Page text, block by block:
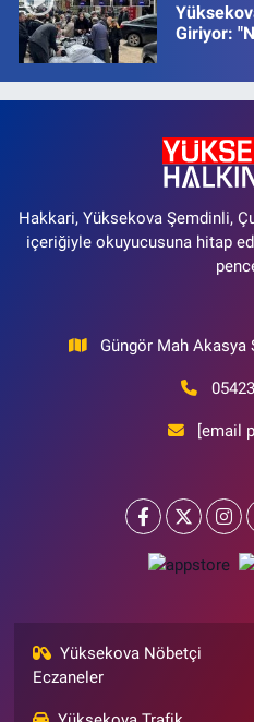
Giriyor:
Hakkari, Yüksekova Şemdinli,
içeriğiyle okuyucusuna hitap
Güngör Mah
[email
Yüksekova Nöbetçi
Eczaneler